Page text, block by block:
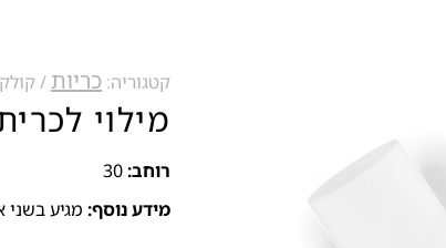
קטגוריה: כריות
מילוי
רוחב:
מידע נוסף: מגיע בשני אורכים –